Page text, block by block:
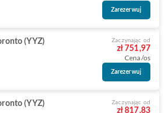
Zarezerwuj
(YYZ) Zaczynając od
zł 751,97
Cena/os
Zarezerwuj
(YYZ) Zaczynając od
zł 817,83